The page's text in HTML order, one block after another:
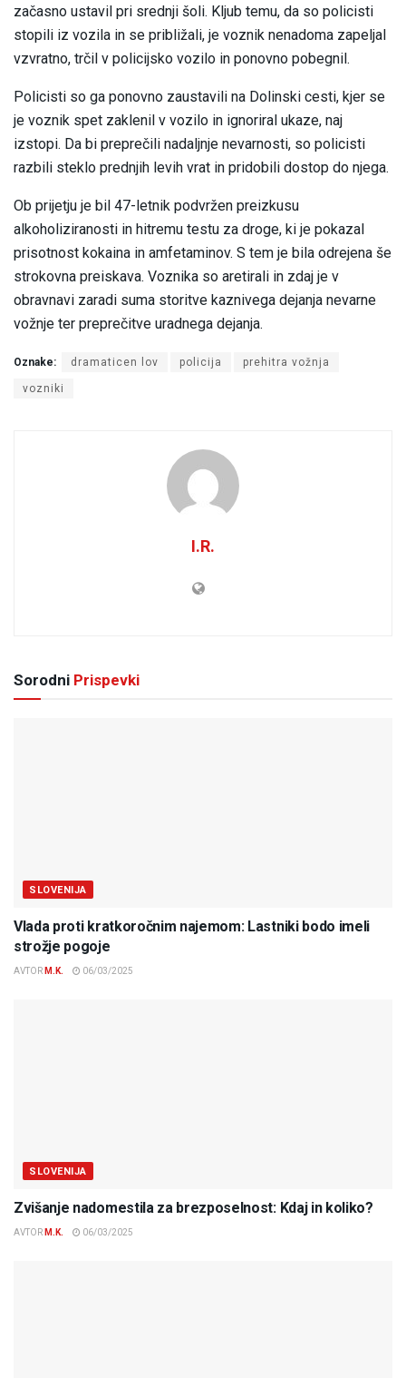
začasno ustavil pri srednji šoli. Kljub temu, da so policisti
stopili iz vozila in se približali, je voznik nenadoma zapeljal
vzvratno, trčil v policijsko vozilo in ponovno pobegnil.
Policisti so ga ponovno zaustavili na Dolinski cesti, kjer se
je voznik spet zaklenil v vozilo in ignoriral ukaze, naj
izstopi. Da bi preprečili nadaljnje nevarnosti, so policisti
razbili steklo prednjih levih vrat in pridobili dostop do njega.
Ob prijetju je bil 47-letnik podvržen preizkusu
alkoholiziranosti in hitremu testu za droge, ki je pokazal
prisotnost kokaina in amfetaminov. S tem je bila odrejena še
strokovna preiskava. Voznika so aretirali in zdaj je v
obravnavi zaradi suma storitve kaznivega dejanja nevarne
vožnje ter preprečitve uradnega dejanja.
Oznake: dramaticen lov policija prehitra vožnja
vozniki
I.R.
Sorodni Prispevki
SLOVENIJA
Vlada proti kratkoročnim najemom: Lastniki bodo imeli
strožje pogoje
AVTOR M.K. 06/03/2025
SLOVENIJA
Zvišanje nadomestila za brezposelnost: Kdaj in koliko?
AVTOR M.K. 06/03/2025